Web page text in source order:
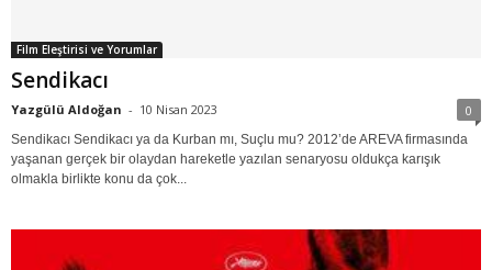
Film Eleştirisi ve Yorumlar
Sendikacı
Yazgülü Aldoğan - 10 Nisan 2023 0
Sendikacı Sendikacı ya da Kurban mı, Suçlu mu? 2012’de AREVA firmasında
yaşanan gerçek bir olaydan hareketle yazılan senaryosu oldukça karışık
olmakla birlikte konu da çok...